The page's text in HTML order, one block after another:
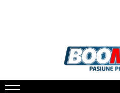
Biciclete copii